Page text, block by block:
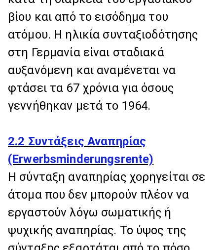
βίου και από το εισόδημα του
ατόμου. Η ηλικία συνταξιοδότησης
στη Γερμανία είναι σταδιακά
αυξανόμενη και αναμένεται να
φτάσει τα 67 χρόνια για όσους
γεννήθηκαν μετά το 1964.
2.2 Συντάξεις Αναπηρίας
(Erwerbsminderungsrente)
Η σύνταξη αναπηρίας χορηγείται σε
άτομα που δεν μπορούν πλέον να
εργαστούν λόγω σωματικής ή
ψυχικής αναπηρίας. Το ύψος της